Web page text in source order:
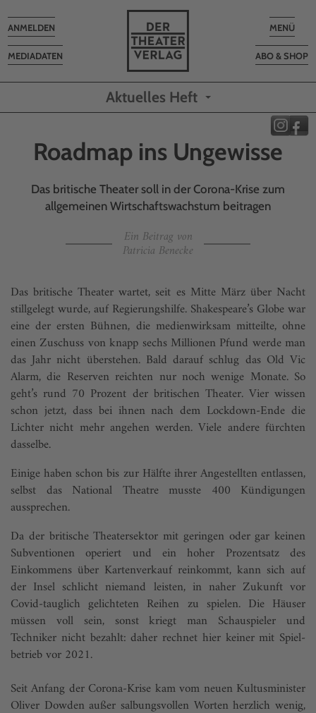
Toggle
MENÜ
ABO & SHOP
MEDIADATEN
Toggle
navigation
ANMELDEN
Aktuelles Heft
Roadmap ins Ungewisse
Das britische Theater soll in der Corona-Krise zum
allgemeinen Wirtschaftswachstum beitragen
Ein Beitrag von
Patricia Benecke
Das britische Theater wartet, seit es Mitte März über Nacht
stillgelegt wurde, auf Regierungshilfe. Shakespeare’s Globe war
eine der ersten Bühnen, die medienwirksam mitteilte, ohne
einen Zuschuss von knapp sechs Millionen Pfund werde man
das Jahr nicht überstehen. Bald darauf schlug das Old Vic
Alarm, die Reserven reichten nur noch wenige Monate. So
geht’s rund 70 Prozent der britischen Theater. Vier wissen
schon jetzt, dass bei ihnen nach dem Lockdown-Ende die
Lichter nicht mehr angehen werden. Viele andere fürchten
dasselbe.
Einige haben schon bis zur Hälfte ihrer Angestellten entlassen,
selbst das National Theatre musste 400 Kündigungen
aussprechen.
Da der britische Theatersektor mit geringen oder gar keinen
Subventionen operiert und ein hoher Prozentsatz des
Einkommens über Kartenverkauf reinkommt, kann sich auf
der Insel schlicht niemand leisten, in naher Zukunft vor
Covid-tauglich gelichteten Reihen zu spielen. Die Häuser
müssen voll sein, sonst kriegt man Schauspieler und
Techniker nicht bezahlt: daher rechnet hier keiner mit Spiel­
betrieb vor 2021.
Seit Anfang der Corona-Krise kam vom neuen Kultusminister
Oliver Dowden außer salbungsvollen Worten herzlich wenig,